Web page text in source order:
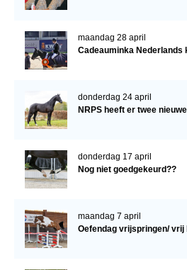
maandag 28 april
Cadeauminka Nederlands
donderdag 24 april
NRPS heeft er twee
donderdag 17 april
Nog niet goedgekeurd??
maandag 7 april
Oefendag vrijspringen/ vrij